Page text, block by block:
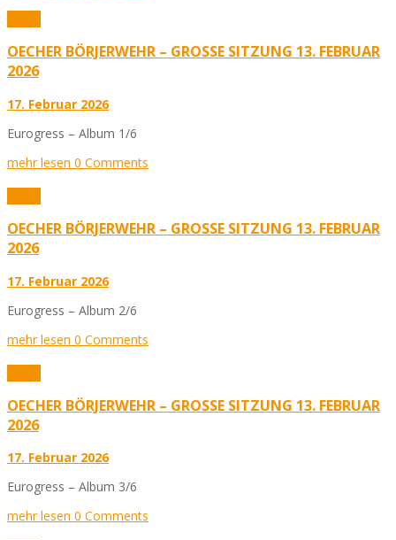
OECHER BÖRJERWEHR – GROSSE SITZUNG 13. FEBRUAR 2
026
17. Februar 2026
Eurogress – Album 1/6
mehr lesen 0 Comments
OECHER BÖRJERWEHR – GROSSE SITZUNG 13. FEBRUAR 2
026
17. Februar 2026
Eurogress – Album 2/6
mehr lesen 0 Comments
OECHER BÖRJERWEHR – GROSSE SITZUNG 13. FEBRUAR 2
026
17. Februar 2026
Eurogress – Album 3/6
mehr lesen 0 Comments